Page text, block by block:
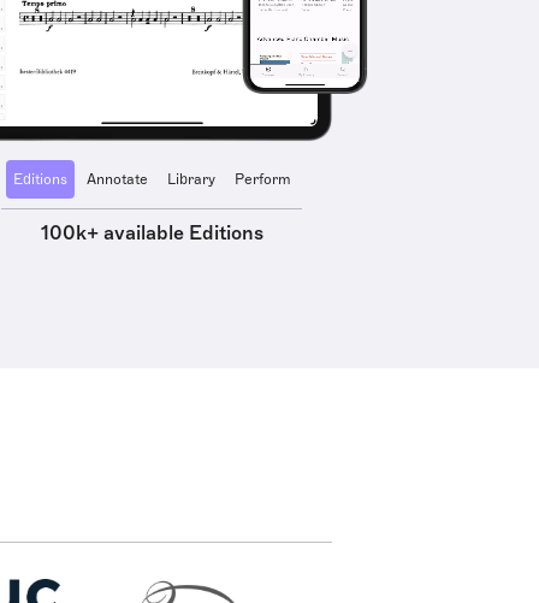
Editions Annotate Library Perform
100k+ available Editions